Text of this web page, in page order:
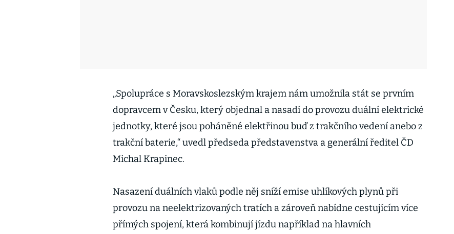
„Spolupráce s Moravskoslezským krajem nám umožnila stát se prvním
dopravcem v Česku, který objednal a nasadí do provozu duální elektrické
jednotky, které jsou poháněné elektřinou buď z trakčního vedení anebo z
trakční baterie,“ uvedl předseda představenstva a generální ředitel ČD
Michal Krapinec.
Nasazení duálních vlaků podle něj sníží emise uhlíkových plynů při
provozu na neelektrizovaných tratích a zároveň nabídne cestujícím více
přímých spojení, která kombinují jízdu například na hlavních